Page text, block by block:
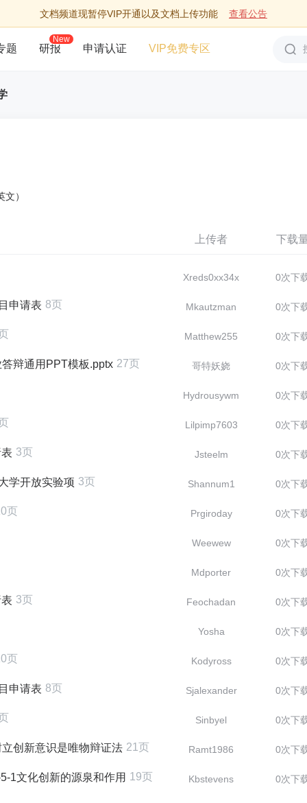
文档频道现暂停VIP开通以及文档上传功能 查看公告
题 研报
New
申请认证 VIP免费专区
）
上传者 下载
Xreds0xx34x 0次下
申请表 8页 Mkautzman 0次下
Matthew255 0次下
辩通用PPT模板.pptx 27页 哥特妖娆 0次下
Hydrousywm 0次下
Lilpimp7603 0次下
3页 Jsteelm 0次下
学开放实验项 3页 Shannum1 0次下
页 Prgiroday 0次下
Weewew 0次下
Mdporter 0次下
3页 Feochadan 0次下
Yosha 0次下
页 Kodyross 0次下
申请表 8页 Sjalexander 0次下
Sinbyel 0次下
创新意识是唯物辩证法 21页 Ramt1986 0次下
1文化创新的源泉和作用 19页 Kbstevens 0次下